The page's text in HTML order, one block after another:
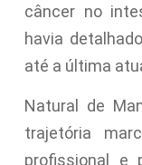
câncer no
havia
até a última
Natural de
trajetória
profissional e